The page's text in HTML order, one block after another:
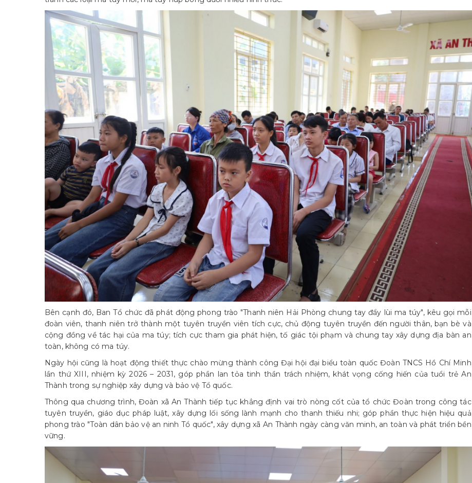
Bên cạnh đó, Ban Tổ chức đã phát động phong trào "Thanh niên Hải Phòng chung tay đẩy lùi ma túy", kêu gọi mỗi
đoàn viên, thanh niên trở thành một tuyên truyền viên tích cực, chủ động tuyên truyền đến người thân, bạn bè và
cộng đồng về tác hại của ma túy; tích cực tham gia phát hiện, tố giác tội phạm và chung tay xây dựng địa bàn an
toàn, không có ma túy.
Ngày hội cũng là hoạt động thiết thực chào mừng thành công Đại hội đại biểu toàn quốc Đoàn TNCS Hồ Chí Minh
lần thứ XIII, nhiệm kỳ 2026 – 2031, góp phần lan tỏa tinh thần trách nhiệm, khát vọng cống hiến của tuổi trẻ An
Thành trong sự nghiệp xây dựng và bảo vệ Tổ quốc.
Thông qua chương trình, Đoàn xã An Thành tiếp tục khẳng định vai trò nòng cốt của tổ chức Đoàn trong công tác
tuyên truyền, giáo dục pháp luật, xây dựng lối sống lành mạnh cho thanh thiếu nhi; góp phần thực hiện hiệu quả
phong trào "Toàn dân bảo vệ an ninh Tổ quốc", xây dựng xã An Thành ngày càng văn minh, an toàn và phát triển bền
vững.